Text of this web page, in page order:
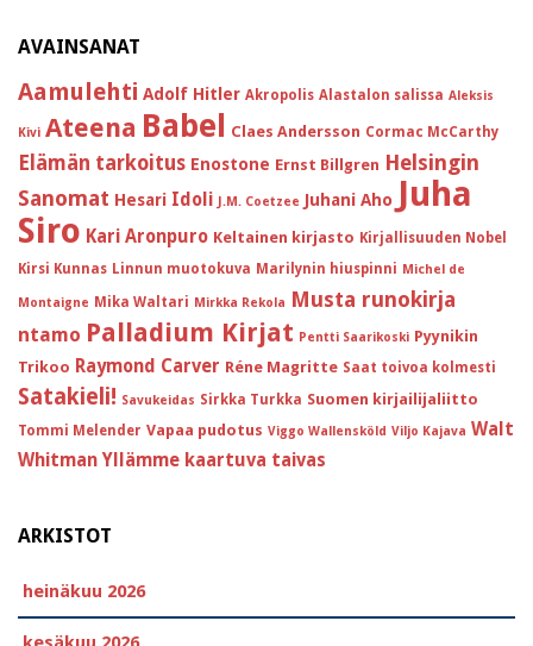
AVAINSANAT
Aamulehti Adolf Hitler Akropolis Alastalon salissa Aleksis
Kivi Ateena Babel Claes Andersson Cormac McCarthy
Elämän tarkoitus Enostone Ernst Billgren Helsingin
Sanomat Hesari Idoli J.M. Coetzee Juhani Aho Juha
Siro Kari Aronpuro Keltainen kirjasto Kirjallisuuden Nobel
Kirsi Kunnas Linnun muotokuva Marilynin hiuspinni Michel de
Montaigne Mika Waltari Mirkka Rekola Musta runokirja
ntamo Palladium Kirjat Pentti Saarikoski Pyynikin
Trikoo Raymond Carver Réne Magritte Saat toivoa kolmesti
Satakieli! Savukeidas Sirkka Turkka Suomen kirjailijaliitto
Tommi Melender Vapaa pudotus Viggo Wallensköld Viljo Kajava Walt
Whitman Yllämme kaartuva taivas
ARKISTOT
heinäkuu 2026